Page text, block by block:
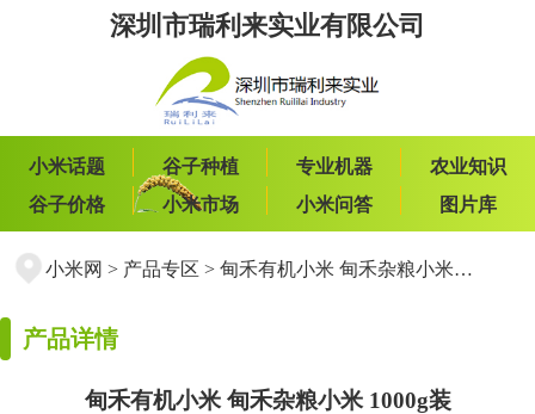
深圳市瑞利来实业有限公司
小米话题 谷子种植 专业机器
农业知识
谷子价格
小米市场 小米问答 图片库
小米网 > 产品专区 > 甸禾有机小米 甸禾杂粮小米 1000g装
产品详情
甸禾有机小米 甸禾杂粮小米 1000g装